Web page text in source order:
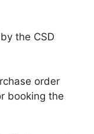
the CSD
order
booking the